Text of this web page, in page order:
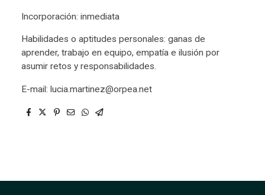
Incorporación: inmediata
Habilidades o aptitudes personales: ganas de
aprender, trabajo en equipo, empatía e ilusión por
asumir retos y responsabilidades.
E-mail: lucia.martinez@orpea.net